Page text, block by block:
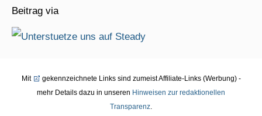
Beitrag via
Mit
gekennzeichnete Links sind zumeist Affiliate-Links (Werbung) -
mehr Details dazu in unseren Hinweisen zur redaktionellen
Transparenz.